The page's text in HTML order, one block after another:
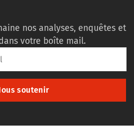
nos analyses, enquêtes et
votre boîte mail.
soutenir